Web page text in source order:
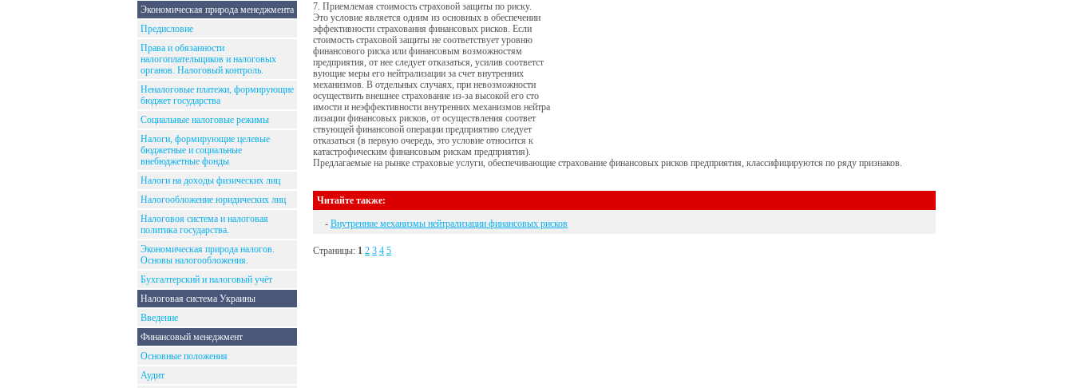
Экономическая природа менеджмента
Предисловие
Права и обязанности
налогоплательщиков и налоговых
органов. Налоговый контроль.
Неналоговые платежи, формирующие
бюджет государства
Социальные налоговые режимы
Налоги, формирующие целевые
бюджетные и социальные
внебюджетные фонды
Налоги на доходы физических лиц
Налогообложение юридических лиц
Налоговоя система и налоговая
политика государства.
Экономическая природа налогов.
Основы налогообложения.
Бухгалтерский и налоговый учёт
Налоговая система Украины
Введение
Финансовый менеджмент
Основные положения
Аудит
7. Приемлемая стоимость страховой защиты по риску.
Это условие является одним из основных в обеспечении
эффективности страхования финансовых рисков. Если
стоимость страховой защиты не соответствует уровню
финансового риска или финансовым возможностям
предприятия, от нее следует отказаться, усилив соответст
вующие меры его нейтрализации за счет внутренних
механизмов. В отдельных случаях, при невозможности
осуществить внешнее страхование из-за высокой его сто
имости и неэффективности внутренних механизмов нейтра
лизации финансовых рисков, от осуществления соответ
ствующей финансовой операции предприятию следует
отказаться (в первую очередь, это условие относится к
катастрофическим финансовым рискам предприятия).
Предлагаемые на рынке страховые услуги, обеспечивающие страхование финансовых рисков предприятия, классифицируются по ряду признаков.
Читайте также:
- Внутренние механизмы нейтрализации финансовых рисков
Страницы: 1 2 3 4 5